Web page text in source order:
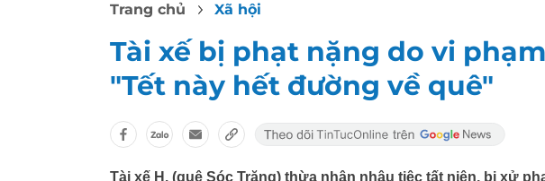
Trang chủ Xã hội
Tài xế bị phạt nặng do vi
"Tết này hết đường về quê"
Tài xế H. (quê Sóc Trăng) thừa nhận nhậu tiệc tất niên, bị xử